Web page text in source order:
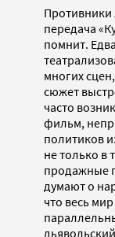
Противники
передача
помнит.
многих
сюжет
часто
фильм,
политиков
не только в
продажные
думают о
что весь